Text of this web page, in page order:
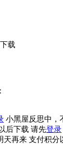
载
小黑屋反思中，
以后下载 请先登录
天再来 支付积分